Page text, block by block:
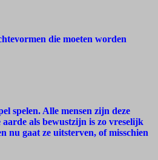
die moeten worden
spelen. Alle mensen zijn deze
als bewustzijn is zo vreselijk
nu gaat ze uitsterven, of misschien